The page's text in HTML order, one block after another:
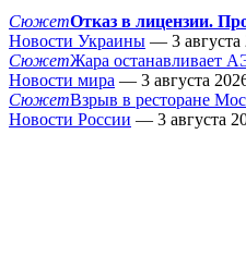
СюжетОтказ в лицензии.
Новости Украины — 3 августа
СюжетЖара останавливает
Новости мира — 3 августа
СюжетВзрыв в ресторане
Новости России — 3 августа